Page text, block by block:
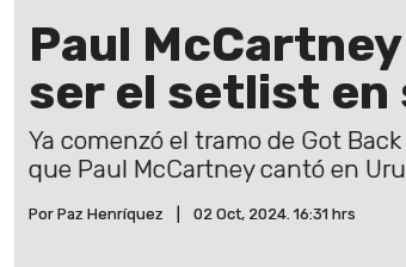
Paul
ser el setlist en
Ya comenzó el tramo de Got
que Paul McCartney cantó en
Por Paz Henríquez 02 Oct, 2024. 16:31 hrs